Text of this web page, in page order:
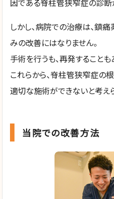
因である脊柱管狭窄症の診断
しかし、病院での治療は、鎮痛
みの改善にはなりません。
手術を行うも、再発することも
これらから、脊柱管狭窄症の
適切な施術ができないと考え
当院での改善方法